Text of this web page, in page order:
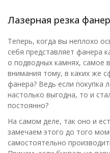
Лазерная резка
Теперь, когда вы неплохо
себя представляет фанера
о подводных камнях, самое
внимания тому, в каких же
фанера? Ведь если покупка
настолько выгодна, то и
постоянно?
На самом деле, так оно и
замечаем этого до того
самостоятельно